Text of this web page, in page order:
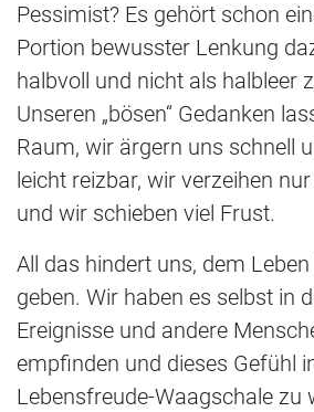
Pessimist? Es gehört schon
Portion bewusster Lenkung
halbvoll und nicht als halbleer
Unseren „bösen“ Gedanken
Raum, wir ärgern uns schnell
leicht reizbar, wir verzeihen
und wir schieben viel Frust.
All das hindert uns, dem
geben. Wir haben es selbst in
Ereignisse und andere
empfinden und dieses Gefühl
Lebensfreude-Waagschale zu